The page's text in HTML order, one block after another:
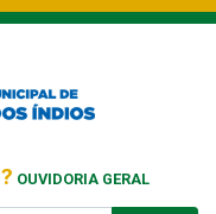
? OUVIDORIA GERAL